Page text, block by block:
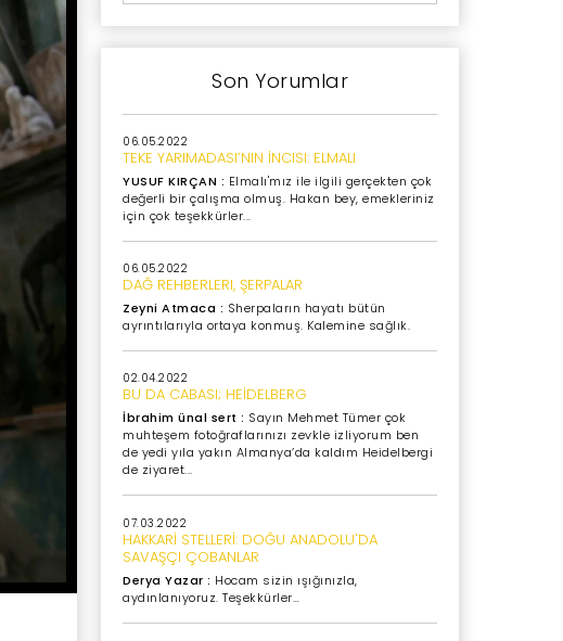
Son Yorumlar
06.05.2022
TEKE YARIMADASI’NIN İNCISI: ELMALI
YUSUF KIRÇAN : Elmalı'mız ile ilgili gerçekten çok
değerli bir çalışma olmuş. Hakan bey, emekleriniz
için çok teşekkürler...
06.05.2022
DAĞ REHBERLERI, ŞERPALAR
Zeyni Atmaca : Sherpaların hayatı bütün
ayrıntılarıyla ortaya konmuş. Kalemine sağlık.
02.04.2022
BU DA CABASI; HEİDELBERG
İbrahim ünal sert : Sayın Mehmet Tümer çok
muhteşem fotoğraflarınızı zevkle izliyorum ben
de yedi yıla yakın Almanya’da kaldım Heidelbergi
de ziyaret...
07.03.2022
HAKKARİ STELLERİ: DOĞU ANADOLU'DA
SAVAŞÇI ÇOBANLAR
Derya Yazar : Hocam sizin ışığınızla,
aydınlanıyoruz. Teşekkürler…